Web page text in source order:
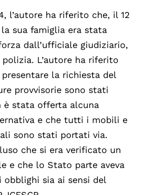
l’autore ha riferito che, il 12
sua famiglia era stata
dall’ufficiale giudiziario,
L’autore ha riferito
la richiesta del
provvisorie sono stati
è stata offerta alcuna
e che tutti i mobili e
sono stati portati via.
che si era verificato un
e che lo Stato parte aveva
sia ai sensi del